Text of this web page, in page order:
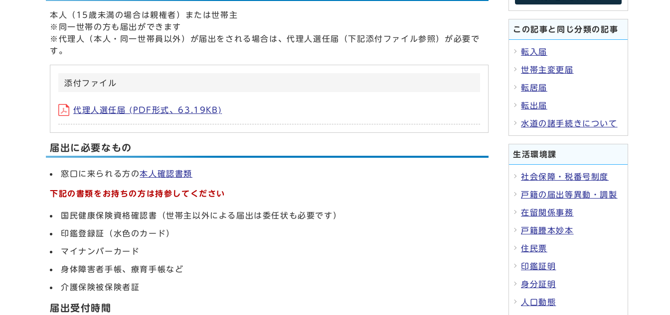
本人（15歳未満の場合は親権者）または世帯主
※同一世帯の方も届出ができます
※代理人（本人・同一世帯員以外）が届出をされる場合は、代理人選任届（下記添付ファイル参照）が必要で
す。
添付ファイル
代理人選任届 (PDF形式、63.19KB)
届出に必要なもの
窓口に来られる方の本人確認書類
下記の書類をお持ちの方は持参してください
国民健康保険資格確認書（世帯主以外による届出は委任状も必要です）
印鑑登録証（水色のカード）
マイナンバーカード
身体障害者手帳、療育手帳など
介護保険被保険者証
届出受付時間
この記事と同じ分類の記事
転入届
世帯主変更届
転居届
転出届
水道の諸手続きについて
生活環境課
社会保障・税番号制度
戸籍の届出等異動・調製
在留関係事務
戸籍謄本妙本
住民票
印鑑証明
身分証明
人口動態